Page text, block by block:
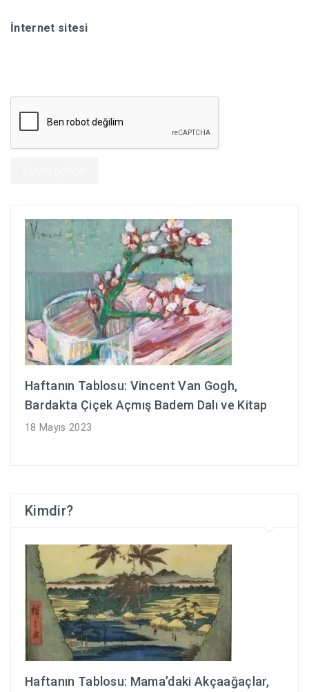
İnternet sitesi
Haftanın Tablosu: Vincent Van Gogh,
Bardakta Çiçek Açmış Badem Dalı ve Kitap
18 Mayıs 2023
Kimdir?
Haftanın Tablosu: Mama’daki Akçaağaçlar,